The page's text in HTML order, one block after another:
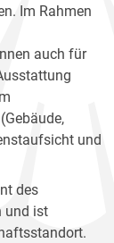
Im Rahmen
auch für
und
des
und ist